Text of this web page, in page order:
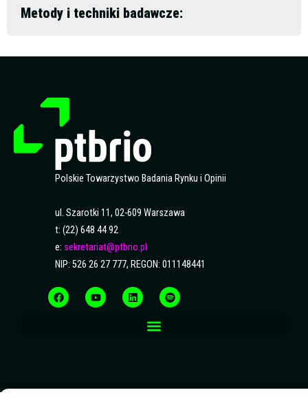
Metody i techniki badawcze:
Polskie Towarzystwo Badania Rynku i Opinii
ul. Szarotki 11, 02-609 Warszawa
t: (22) 648 44 92
e: sekretariat@ptbrio.pl
NIP: 526 26 27 777, REGON: 011148441
a
c
e
o
u
t
i
n
k
p
o
t